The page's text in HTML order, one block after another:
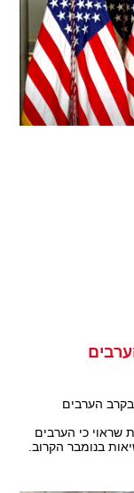
הערבים
שראוי כי הערבים
בנומבר הקרוב.